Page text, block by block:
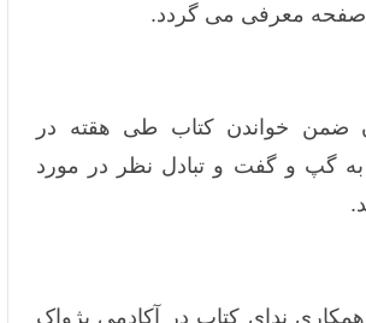
ضمن خواندن کتاب طی هقته در
گپ و گفت و تبادل نظر در مورد
ندای کتاب در آکادمی پژواک